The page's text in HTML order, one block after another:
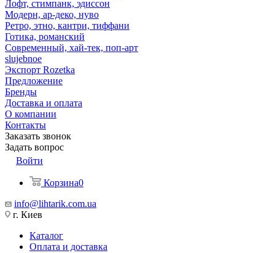
Лофт, стимпанк, эдиссон
Модерн, ар-деко, нуво
Ретро, этно, кантри, тиффани
Готика, романский
Современный, хай-тек, поп-арт
slujebnoe
Экспорт Rozetka
Предложение
Бренды
Доставка и оплата
О компании
Контакты
Заказать звонок
Задать вопрос
Войти
Корзина0
info@lihtarik.com.ua
г. Киев
Каталог
Оплата и доставка